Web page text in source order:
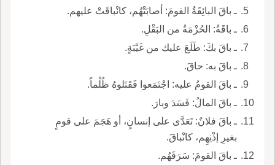
ـ باقَ البائِقَةُ القومَ: أصابَتْهُم، كانْباقَتْ عليهم.
ـ باقَةُ: الحُزْمَةُ من البَقْلِ.
ـ باقَ بكَ: طَلَعَ عليك من غَيْبَةٍ.
ـ باقَ به: حاقَ.
ـ باقَ القومُ عليه: اجْتَمَعوا فَقَتَلوهُ ظُلْماً.
ـ باقَ المالُ: فَسَدَ وبارَ.
ـ باقَ فلانٌ: تَعَدَّى على إنسانٍ، أو هَجَمَ على قومٍ
بغيرِ إذْنِهِم، كانْباقَ.
ـ باقَ القومَ: سَرَقَهُم.